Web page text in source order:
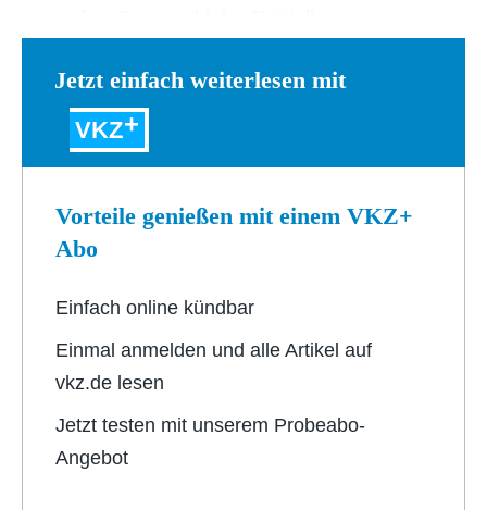
Jetzt einfach weiterlesen mit
VKZ
Vorteile genießen mit einem VKZ+
Abo
Einfach online kündbar
Einmal anmelden und alle Artikel auf
vkz.de lesen
Jetzt testen mit unserem Probeabo-
Angebot